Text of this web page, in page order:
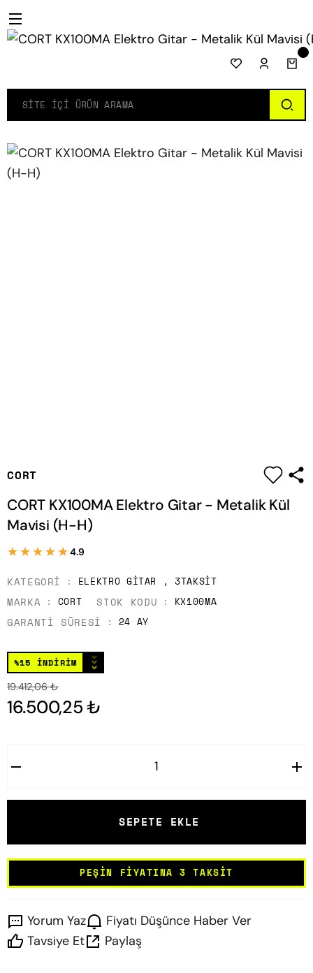
CORT
CORT KX100MA Elektro Gitar - Metalik Kül
Mavisi (H-H)
★★★★★
★★★★★4.9
KATEGORI ELEKTRO GITAR ,3TAKSIT
MARKA CORT STOK KODU KX100MA
GARANTI SÜRESI 24 AY
%15 İNDİRİM ⌄
⌄
⌄
19.412,06 ₺
16.500,25 ₺
SEPETE EKLE
PEŞIN FIYATINA 3 TAKSIT
Yorum Yaz
Fiyatı Düşünce Haber Ver
Tavsiye Et
Paylaş